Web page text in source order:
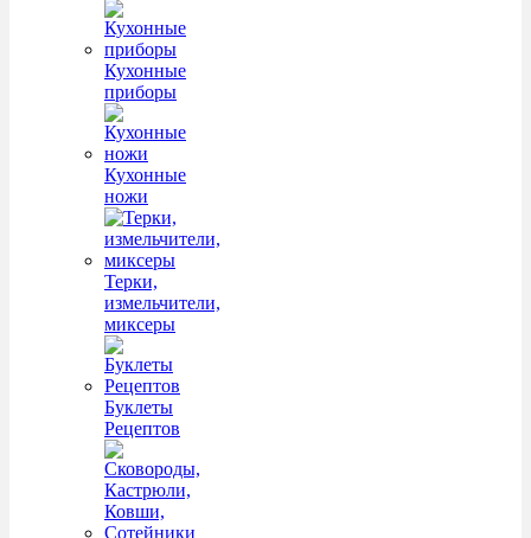
Кухонные
приборы
Кухонные
ножи
Терки,
измельчители,
миксеры
Буклеты
Рецептов